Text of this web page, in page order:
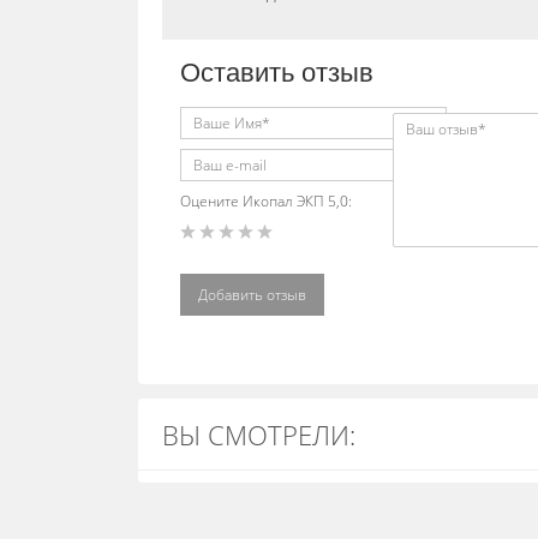
Оставить отзыв
Оцените Икопал ЭКП 5,0:
Добавить отзыв
ВЫ СМОТРЕЛИ: